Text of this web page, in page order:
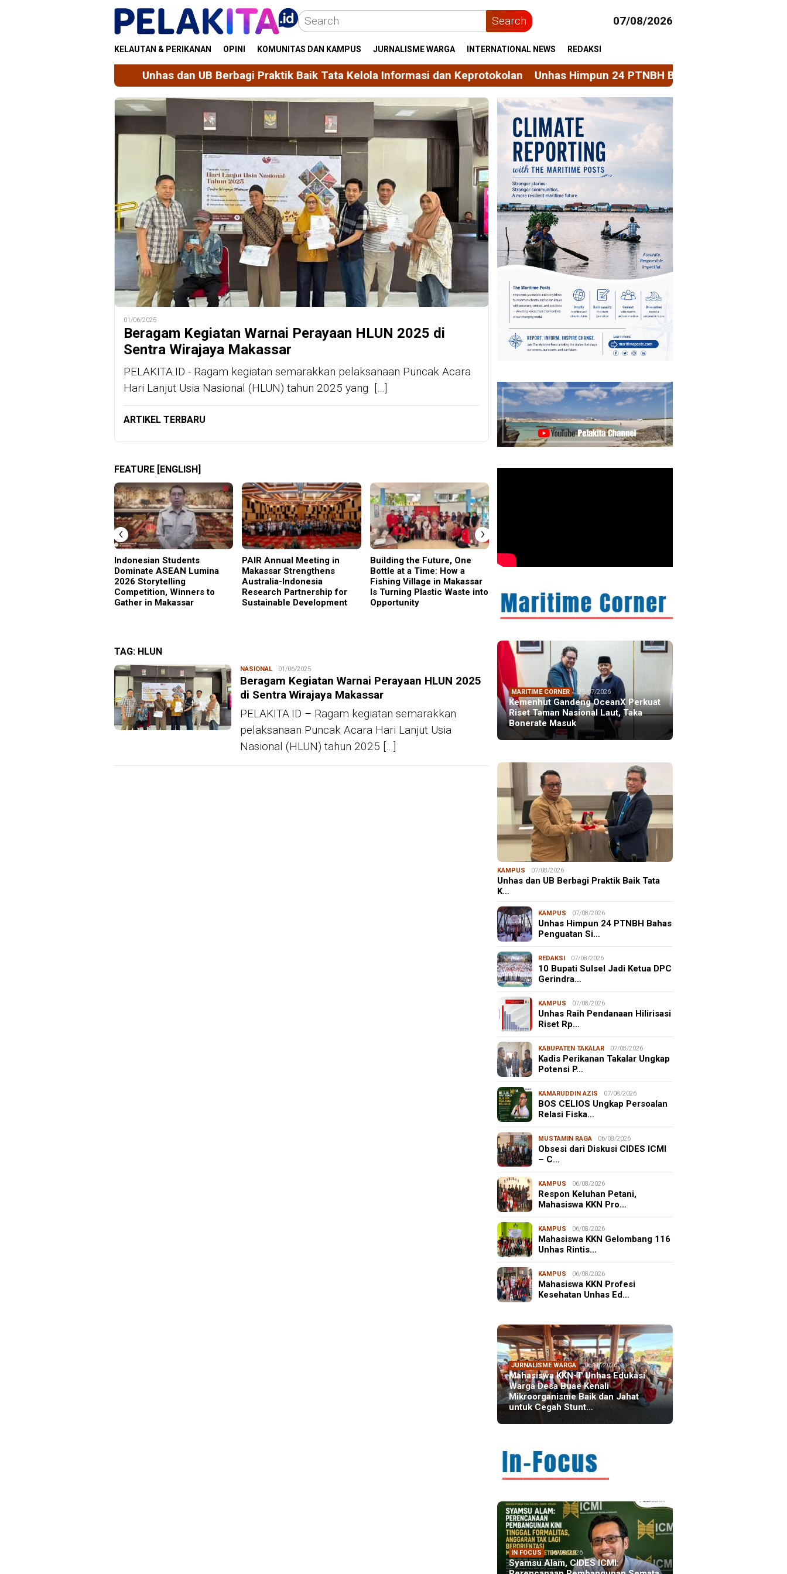
Skip
Search 07/08/2026
KELAUTAN & PERIKANAN OPINI KOMUNITAS DAN KAMPUS JURNALISME WARGA INTERNATIONAL NEWS REDAKSI
Unhas dan UB Berbagi Praktik Baik Tata Kelola Informasi dan Keprotokolan Unhas Himpun 24 PTNBH Bahas Penguatan Sistem Penjaminan
01/06/2025
Beragam Kegiatan Warnai Perayaan HLUN 2025 di
Sentra Wirajaya Makassar
PELAKITA.ID - Ragam kegiatan semarakkan pelaksanaan Puncak Acara
Hari Lanjut Usia Nasional (HLUN) tahun 2025 yang […]
ARTIKEL TERBARU
FEATURE [ENGLISH]
Indonesian Students
Dominate ASEAN Lumina
2026 Storytelling
Competition, Winners to
Gather in Makassar
PAIR Annual Meeting in
Makassar Strengthens
Australia-Indonesia
Research Partnership for
Sustainable Development
Building the Future, One
Bottle at a Time: How a
Fishing Village in Makassar
Is Turning Plastic Waste into
Opportunity
Why Cristiano Ronaldo
‹ ›
TAG: HLUN
NASIONAL Redaksi
01/06/2025
Beragam Kegiatan Warnai Perayaan HLUN 2025
di Sentra Wirajaya Makassar
PELAKITA.ID – Ragam kegiatan semarakkan
pelaksanaan Puncak Acara Hari Lanjut Usia
Nasional (HLUN) tahun 2025 […]
MARITIME CORNER 25/07/2026
Kemenhut Gandeng OceanX Perkuat
Riset Taman Nasional Laut, Taka
Bonerate Masuk
KAMPUS 07/08/2026
Unhas dan UB Berbagi Praktik Baik Tata
K…
KAMPUS 07/08/2026
Unhas Himpun 24 PTNBH Bahas
Penguatan Si…
REDAKSI 07/08/2026
10 Bupati Sulsel Jadi Ketua DPC
Gerindra…
KAMPUS 07/08/2026
Unhas Raih Pendanaan Hilirisasi
Riset Rp…
KABUPATEN TAKALAR 07/08/2026
Kadis Perikanan Takalar Ungkap
Potensi P…
KAMARUDDIN AZIS 07/08/2026
BOS CELIOS Ungkap Persoalan
Relasi Fiska…
MUSTAMIN RAGA 06/08/2026
Obsesi dari Diskusi CIDES ICMI
– C…
KAMPUS 06/08/2026
Respon Keluhan Petani,
Mahasiswa KKN Pro…
KAMPUS 06/08/2026
Mahasiswa KKN Gelombang 116
Unhas Rintis…
KAMPUS 06/08/2026
Mahasiswa KKN Profesi
Kesehatan Unhas Ed…
JURNALISME WARGA 06/08/2026
Mahasiswa KKN-T Unhas Edukasi
Warga Desa Buae Kenali
Mikroorganisme Baik dan Jahat
untuk Cegah Stunt…
IN FOCUS 06/08/2026
Syamsu Alam, CIDES ICMI: